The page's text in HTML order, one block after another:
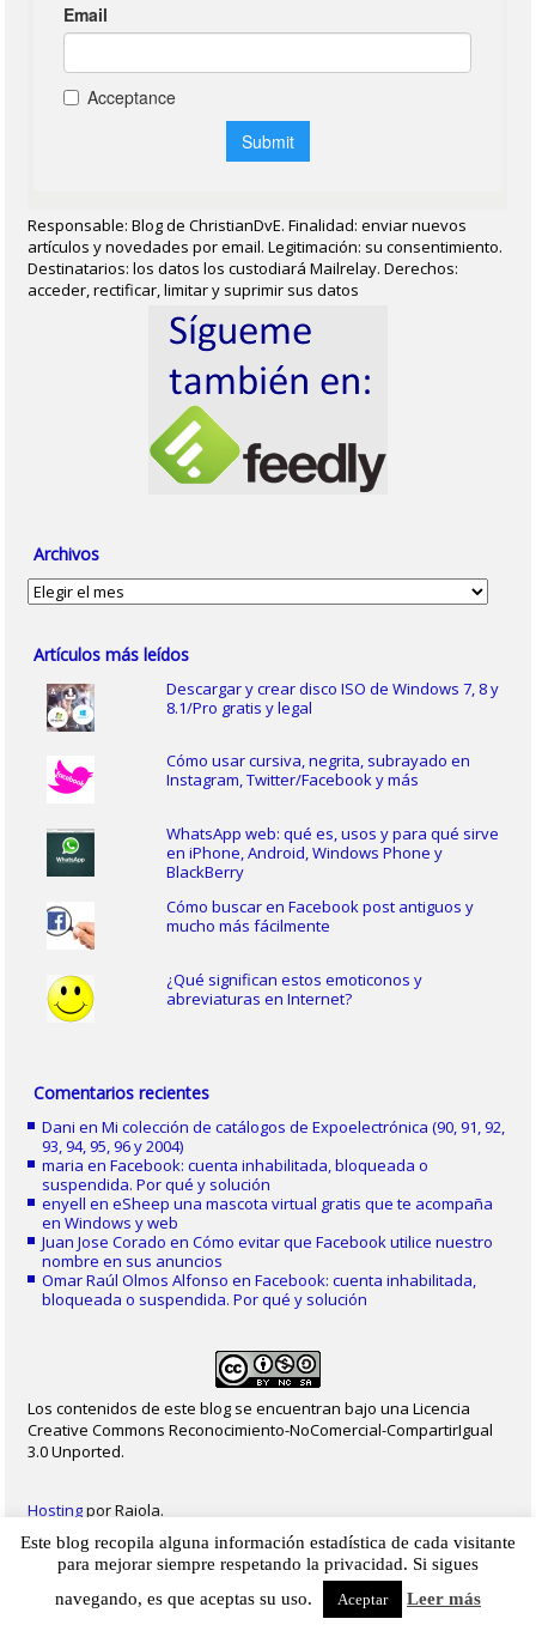
Responsable: Blog de ChristianDvE. Finalidad: enviar nuevos
artículos y novedades por email. Legitimación: su consentimiento.
Destinatarios: los datos los custodiará Mailrelay. Derechos:
acceder, rectificar, limitar y suprimir sus datos
Archivos
Archivos
Artículos más leídos
Descargar y crear disco ISO de Windows 7, 8 y
8.1/Pro gratis y legal
Cómo usar cursiva, negrita, subrayado en
Instagram, Twitter/Facebook y más
WhatsApp web: qué es, usos y para qué sirve
en iPhone, Android, Windows Phone y
BlackBerry
Cómo buscar en Facebook post antiguos y
mucho más fácilmente
¿Qué significan estos emoticonos y
abreviaturas en Internet?
Comentarios recientes
Dani enMi colección de catálogos de Expoelectrónica (90, 91, 92,
93, 94, 95, 96 y 2004)
maria enFacebook: cuenta inhabilitada, bloqueada o
suspendida. Por qué y solución
enyell eneSheep una mascota virtual gratis que te acompaña
en Windows y web
Juan Jose Corado enCómo evitar que Facebook utilice nuestro
nombre en sus anuncios
Omar Raúl Olmos Alfonso enFacebook: cuenta inhabilitada,
bloqueada o suspendida. Por qué y solución
Los contenidos de este blog se encuentran bajo una Licencia
Creative Commons Reconocimiento-NoComercial-CompartirIgual
3.0 Unported.
Hostingpor Raiola.
2023 - Christian Delgado von Eitzen| Inicio | Contacto | Mapa web|Aviso legal
|
Privacidad Cookies
Este blog recopila alguna información estadística de cada visitante
para mejorar siempre respetando la privacidad. Si sigues
navegando, es que aceptas su uso.
Aceptar Leer más